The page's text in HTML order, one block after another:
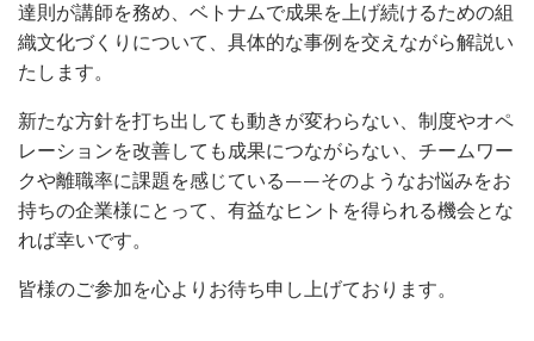
達則が講師を務め、ベトナムで成果を上げ続けるための組
織文化づくりについて、具体的な事例を交えながら解説い
たします。
新たな方針を打ち出しても動きが変わらない、制度やオペ
レーションを改善しても成果につながらない、チームワー
クや離職率に課題を感じている——そのようなお悩みをお
持ちの企業様にとって、有益なヒントを得られる機会とな
れば幸いです。
皆様のご参加を心よりお待ち申し上げております。